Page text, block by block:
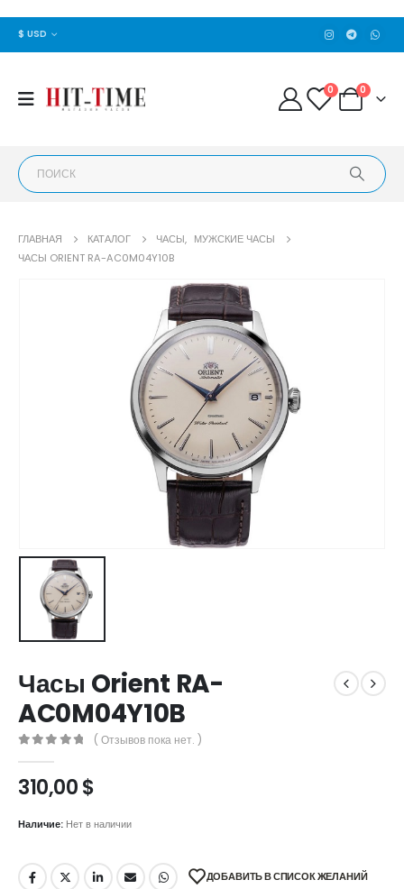
$ USD
0 0
ГЛАВНАЯ КАТАЛОГ ЧАСЫ, МУЖСКИЕ ЧАСЫ
ЧАСЫ ORIENT RA-AC0M04Y10B
Часы Orient RA-
AC0M04Y10B
( Отзывов пока нет. )
310,00$
Наличие: Нет в наличии
ДОБАВИТЬ В СПИСОК ЖЕЛАНИЙ